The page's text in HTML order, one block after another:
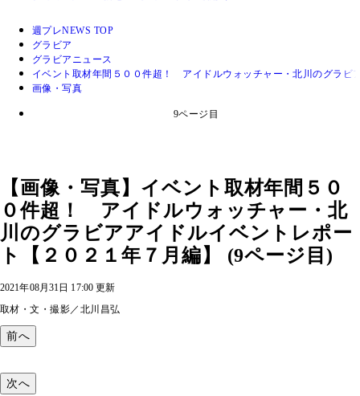
週プレNEWS TOP
グラビア
グラビアニュース
イベント取材年間５００件超！ アイドルウォッチャー・北川のグラビ
画像・写真
9ページ目
【画像・写真】イベント取材年間５０
０件超！ アイドルウォッチャー・北
川のグラビアアイドルイベントレポー
ト【２０２１年７月編】 (9ページ目)
2021年08月31日 17:00 更新
取材・文・撮影／北川昌弘
前へ
次へ